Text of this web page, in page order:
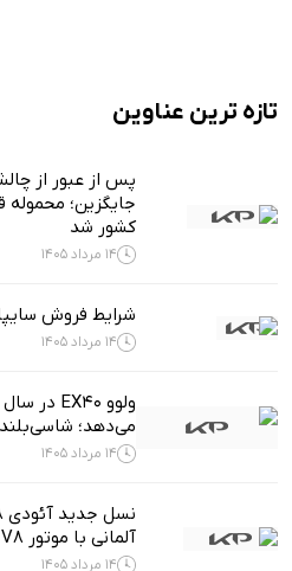
تازه ترین عناوین
پس از عبور از
جایگزین؛ محموله
کشور شد
14 مرداد 1405
شرایط فروش سایپا +
14 مرداد 1405
می‌دهد؛
14 مرداد 1405
آلمانی با موتور V8 بازمی‌گردد
14 مرداد 1405